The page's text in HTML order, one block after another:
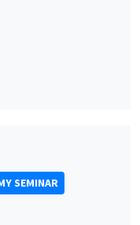
SEMINAR